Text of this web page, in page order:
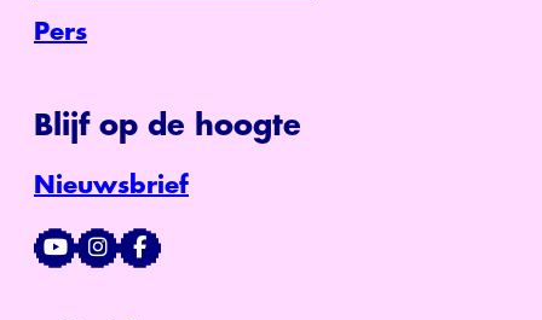
Pers
Blijf op de hoogte
Nieuwsbrief